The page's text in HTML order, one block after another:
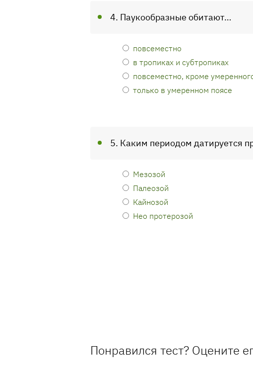
4. Паукообразные обитают…
повсеместно
в тропиках и субтропиках
повсеместно, кроме
только в умеренном поясе
5. Каким периодом датируется
Мезозой
Палеозой
Кайнозой
Нео протерозой
Понравился тест? Оцените